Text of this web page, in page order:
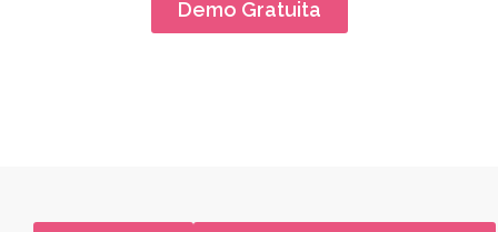
Demo Gratuita